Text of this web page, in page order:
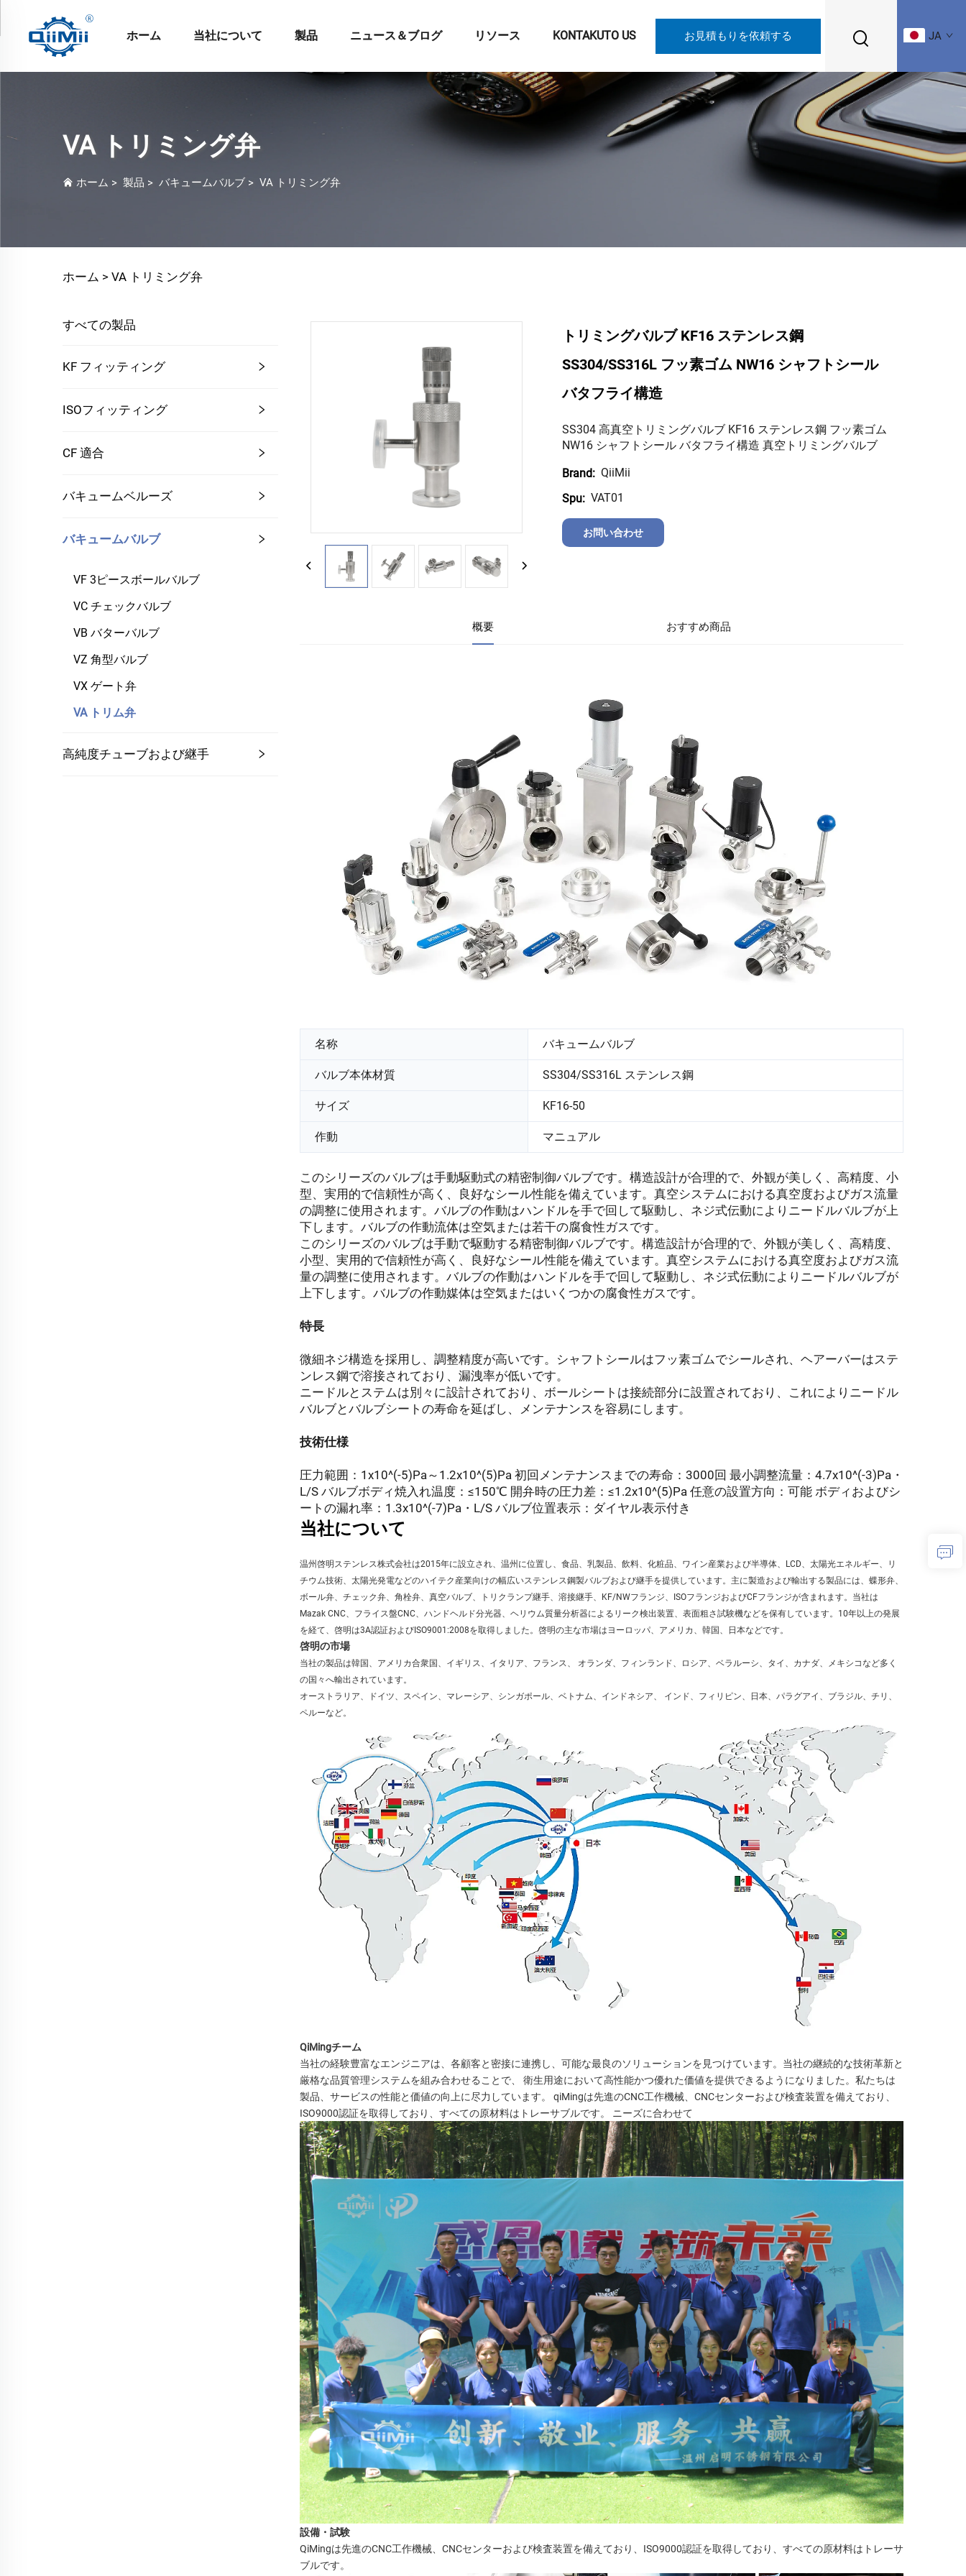
ホーム 当社について 製品 ニュース＆ブログ リソース KONTAKUTO US お見積もりを依頼する JA
VA トリミング弁
ホーム > 製品 > バキュームバルブ > VA トリミング弁
ホーム > VA トリミング弁
すべての製品
KF フィッティング
ISOフィッティング
CF 適合
バキュームベルーズ
バキュームバルブ
VF 3ピースボールバルブ
VC チェックバルブ
VB バターバルブ
VZ 角型バルブ
VX ゲート弁
VA トリム弁
高純度チューブおよび継手
トリミングバルブ KF16 ステンレス鋼
SS304/SS316L フッ素ゴム NW16 シャフトシール
バタフライ構造
SS304 高真空トリミングバルブ KF16 ステンレス鋼 フッ素ゴム
NW16 シャフトシール バタフライ構造 真空トリミングバルブ
Brand: QiiMii
Spu: VAT01
お問い合わせ
概要 おすすめ商品
名称 バキュームバルブ
バルブ本体材質 SS304/SS316L ステンレス鋼
サイズ KF16-50
作動 マニュアル
このシリーズのバルブは手動駆動式の精密制御バルブです。構造設計が合理的で、外観が美しく、高精度、小
型、実用的で信頼性が高く、良好なシール性能を備えています。真空システムにおける真空度およびガス流量
の調整に使用されます。バルブの作動はハンドルを手で回して駆動し、ネジ式伝動によりニードルバルブが上
下します。バルブの作動流体は空気または若干の腐食性ガスです。
このシリーズのバルブは手動で駆動する精密制御バルブです。構造設計が合理的で、外観が美しく、高精度、
小型、実用的で信頼性が高く、良好なシール性能を備えています。真空システムにおける真空度およびガス流
量の調整に使用されます。バルブの作動はハンドルを手で回して駆動し、ネジ式伝動によりニードルバルブが
上下します。バルブの作動媒体は空気またはいくつかの腐食性ガスです。
特長
微細ネジ構造を採用し、調整精度が高いです。シャフトシールはフッ素ゴムでシールされ、ヘアーバーはステ
ンレス鋼で溶接されており、漏洩率が低いです。
ニードルとステムは別々に設計されており、ボールシートは接続部分に設置されており、これによりニードル
バルブとバルブシートの寿命を延ばし、メンテナンスを容易にします。
技術仕様
圧力範囲：1x10^(-5)Pa～1.2x10^(5)Pa 初回メンテナンスまでの寿命：3000回 最小調整流量：4.7x10^(-3)Pa・
L/S バルブボディ焼入れ温度：≤150℃ 開弁時の圧力差：≤1.2x10^(5)Pa 任意の設置方向：可能 ボディおよびシ
ートの漏れ率：1.3x10^(-7)Pa・L/S バルブ位置表示：ダイヤル表示付き
当社について
温州啓明ステンレス株式会社は2015年に設立され、温州に位置し、食品、乳製品、飲料、化粧品、ワイン産業および半導体、LCD、太陽光エネルギー、リ
チウム技術、太陽光発電などのハイテク産業向けの幅広いステンレス鋼製バルブおよび継手を提供しています。主に製造および輸出する製品には、蝶形弁、
ボール弁、チェック弁、角栓弁、真空バルブ、トリクランプ継手、溶接継手、KF/NWフランジ、ISOフランジおよびCFフランジが含まれます。当社は
Mazak CNC、フライス盤CNC、ハンドヘルド分光器、ヘリウム質量分析器によるリーク検出装置、表面粗さ試験機などを保有しています。10年以上の発展
を経て、啓明は3A認証およびISO9001:2008を取得しました。啓明の主な市場はヨーロッパ、アメリカ、韓国、日本などです。
啓明の市場
当社の製品は韓国、アメリカ合衆国、イギリス、イタリア、フランス、 オランダ、フィンランド、ロシア、ベラルーシ、タイ、カナダ、メキシコなど多く
の国々へ輸出されています。
オーストラリア、ドイツ、スペイン、マレーシア、シンガポール、ベトナム、インドネシア、 インド、フィリピン、日本、パラグアイ、ブラジル、チリ、
ペルーなど。
QiMingチーム
当社の経験豊富なエンジニアは、各顧客と密接に連携し、可能な最良のソリューションを見つけています。当社の継続的な技術革新と
厳格な品質管理システムを組み合わせることで、 衛生用途において高性能かつ優れた価値を提供できるようになりました。私たちは
製品、サービスの性能と価値の向上に尽力しています。 qiMingは先進のCNC工作機械、CNCセンターおよび検査装置を備えており、
ISO9000認証を取得しており、すべての原材料はトレーサブルです。 ニーズに合わせて
設備・試験
QiMingは先進のCNC工作機械、CNCセンターおよび検査装置を備えており、ISO9000認証を取得しており、すべての原材料はトレーサ
ブルです。